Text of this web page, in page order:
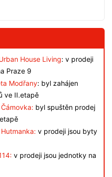
House Living: v prodeji
Praze 9
Modřany: byl zahájen
ve II.etapě
byl spuštěn prodej
v prodeji jsou byty
v prodeji jsou jednotky na